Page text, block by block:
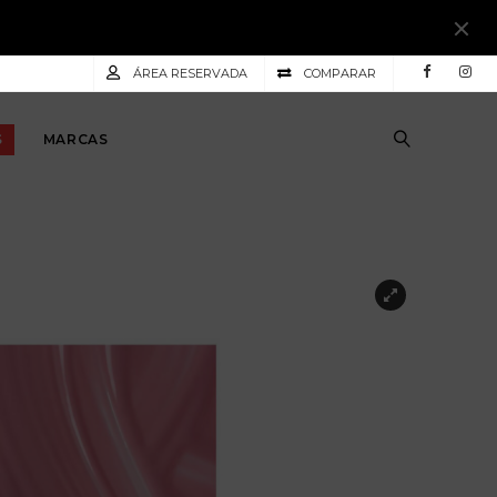
COMPARAR
ÁREA RESERVADA
MARCAS